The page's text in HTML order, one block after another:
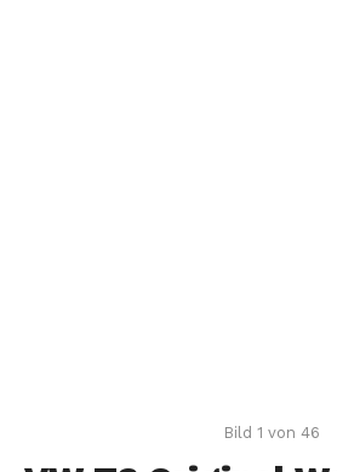
Bild 1 von 46